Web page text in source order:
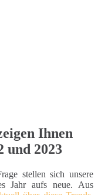
Ihnen
und 2023
stellen sich unsere
Jahr aufs neue. Aus